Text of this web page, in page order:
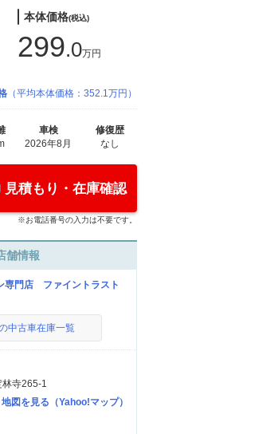
本体価格(税込)
299.0万円
（平均本体価格：352.1万円）
車検
2026年8月
修復歴
なし
見積もり・在庫確認
※お電話番号の入力は不要です。
舗情報
専門店 ファイントラスト
中古車在庫一覧
林寺265-1
地図を見る（Yahoo!マップ）